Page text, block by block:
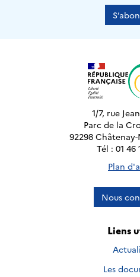
1/7, rue
Parc de la
92298
Tél : 01 46
Plan
Nous
Liens
Les